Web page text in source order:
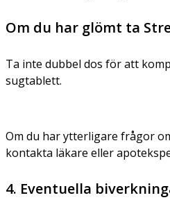
Om du har glömt ta
Ta inte dubbel dos för att
sugtablett.
Om du har ytterligare frågor
kontakta läkare eller
4. Eventuella